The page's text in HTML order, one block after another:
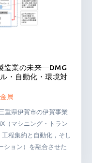
造業の未来―DMG
・自動化・環境対
属
重県伊賀市の伊賀事業
（マシニング・トラン
程集約と自動化，そし
ション）を融合させた